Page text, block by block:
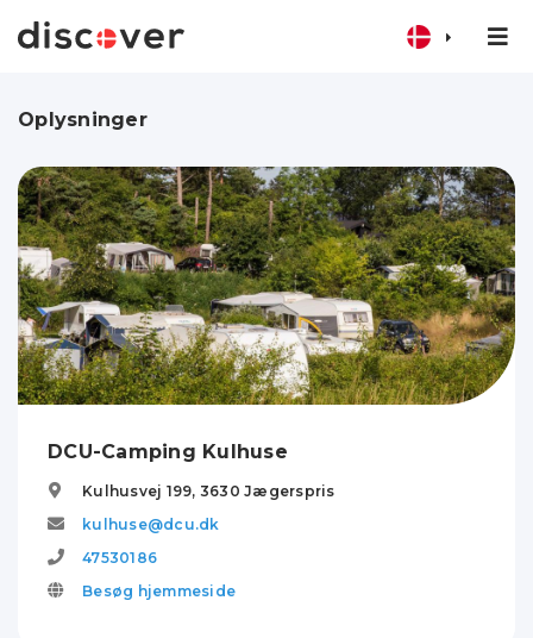
Oplysninger
DCU-Camping Kulhuse
Kulhusvej 199, 3630 Jægerspris
kulhuse@dcu.dk
47530186
Besøg hjemmeside